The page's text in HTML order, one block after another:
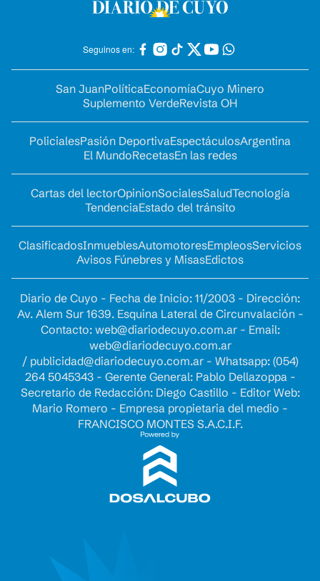
Seguinos en:
San JuanPolíticaEconomíaCuyo Minero
Suplemento VerdeRevista OH
PolicialesPasión DeportivaEspectáculosArgentina
El MundoRecetasEn las redes
Cartas del lectorOpinionSocialesSaludTecnología
TendenciaEstado del tránsito
ClasificadosInmueblesAutomotoresEmpleosServicios
Avisos Fúnebres y MisasEdictos
Diario de Cuyo - Fecha de Inicio: 11/2003 - Dirección:
Av. Alem Sur 1639. Esquina Lateral de Circunvalación -
Contacto: web@diariodecuyo.com.ar- Email:
web@diariodecuyo.com.ar
/ publicidad@diariodecuyo.com.ar- Whatsapp: (054)
264 5045343 - Gerente General: Pablo Dellazoppa -
Secretario de Redacción: Diego Castillo - Editor Web:
Mario Romero - Empresa propietaria del medio -
FRANCISCO MONTES S.A.C.I.F.